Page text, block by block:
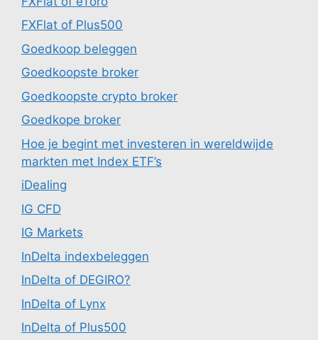
FXFlat of Plus500
Goedkoop beleggen
Goedkoopste broker
Goedkoopste crypto broker
Goedkope broker
Hoe je begint met investeren in wereldwijde
markten met Index ETF’s
iDealing
IG CFD
IG Markets
InDelta indexbeleggen
InDelta of DEGIRO?
InDelta of Lynx
InDelta of Plus500